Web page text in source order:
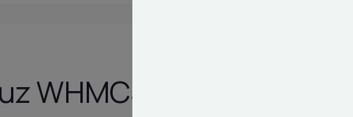
WHMCS